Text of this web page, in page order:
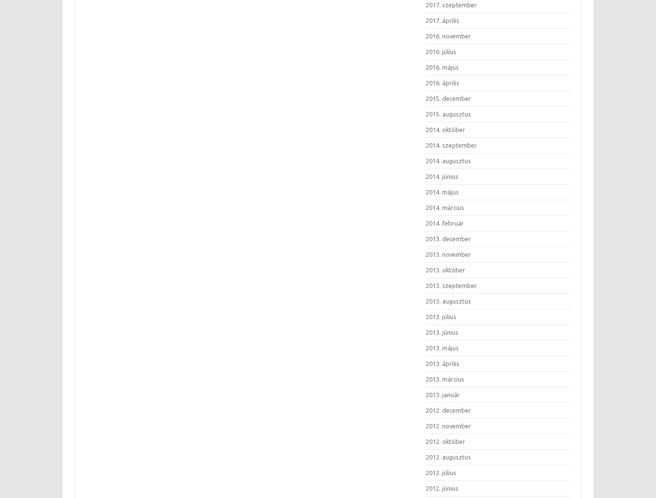
2017. szeptember
2017. április
2016. november
2016. július
2016. május
2016. április
2015. december
2015. augusztus
2014. október
2014. szeptember
2014. augusztus
2014. június
2014. május
2014. március
2014. február
2013. december
2013. november
2013. október
2013. szeptember
2013. augusztus
2013. július
2013. június
2013. május
2013. április
2013. március
2013. január
2012. december
2012. november
2012. október
2012. augusztus
2012. július
2012. június